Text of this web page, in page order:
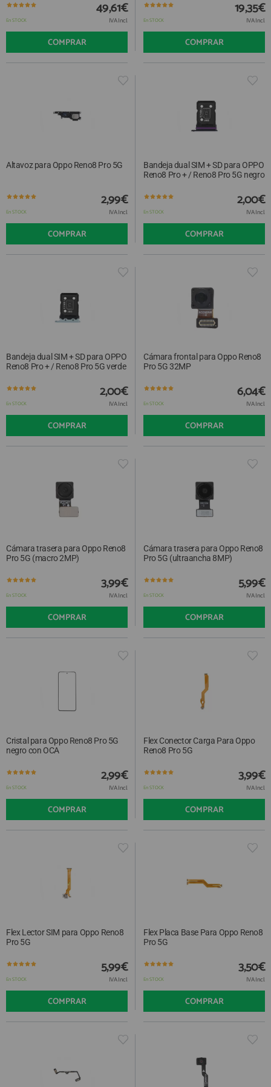
GUÍA DE COMPRA
912 477 744
También atendemos Whatsapp
REGISTRO PROFESIONAL
En STOCK
49,61€
IVA Incl.
COMPRAR
En STOCK
19,35€
IVA Incl.
COMPRAR
Altavoz para Oppo Reno8 Pro 5G
En STOCK
2,99€
IVA Incl.
COMPRAR
Bandeja dual SIM + SD para OPPO
Reno8 Pro + / Reno8 Pro 5G negro
En STOCK
2,00€
IVA Incl.
COMPRAR
Bandeja dual SIM + SD para OPPO
Reno8 Pro + / Reno8 Pro 5G verde
En STOCK
2,00€
IVA Incl.
COMPRAR
Cámara frontal para Oppo Reno8
Pro 5G 32MP
En STOCK
6,04€
IVA Incl.
COMPRAR
Cámara trasera para Oppo Reno8
Pro 5G (macro 2MP)
En STOCK
3,99€
IVA Incl.
COMPRAR
Cámara trasera para Oppo Reno8
Pro 5G (ultraancha 8MP)
En STOCK
5,99€
IVA Incl.
COMPRAR
Cristal para Oppo Reno8 Pro 5G
negro con OCA
En STOCK
2,99€
IVA Incl.
COMPRAR
Flex Conector Carga Para Oppo
Reno8 Pro 5G
En STOCK
3,99€
IVA Incl.
COMPRAR
Flex Lector SIM para Oppo Reno8
Pro 5G
En STOCK
5,99€
IVA Incl.
COMPRAR
Flex Placa Base Para Oppo Reno8
Pro 5G
En STOCK
3,50€
IVA Incl.
COMPRAR